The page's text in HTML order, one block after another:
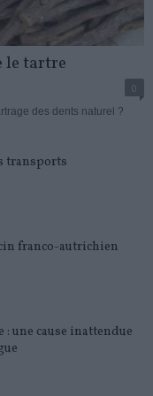
le tartre
0
des dents naturel ?
transports
franco-autrichien
une cause inattendue